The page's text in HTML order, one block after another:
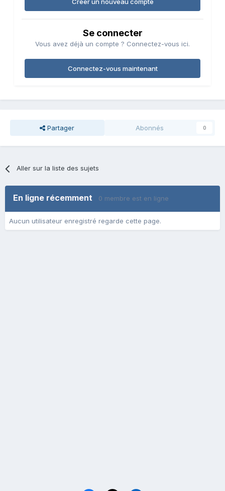
Créer un nouveau compte
Se connecter
Vous avez déjà un compte ? Connectez-vous ici.
Connectez-vous maintenant
Partager Abonnés 0
Aller sur la liste des sujets
En ligne récemment 0 membre est en ligne
Aucun utilisateur enregistré regarde cette page.